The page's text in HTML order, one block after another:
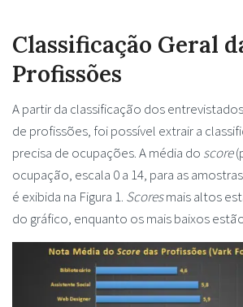
Classificação Geral
Profissões
A partir da classificação dos
de profissões, foi possível extrair a
precisa de ocupações. A média do score
ocupação, escala 0 a 14, para as
é exibida na Figura 1. Scoresmais altos
do gráfico, enquanto os mais baixos